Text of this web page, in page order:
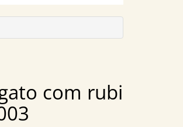
com rubi